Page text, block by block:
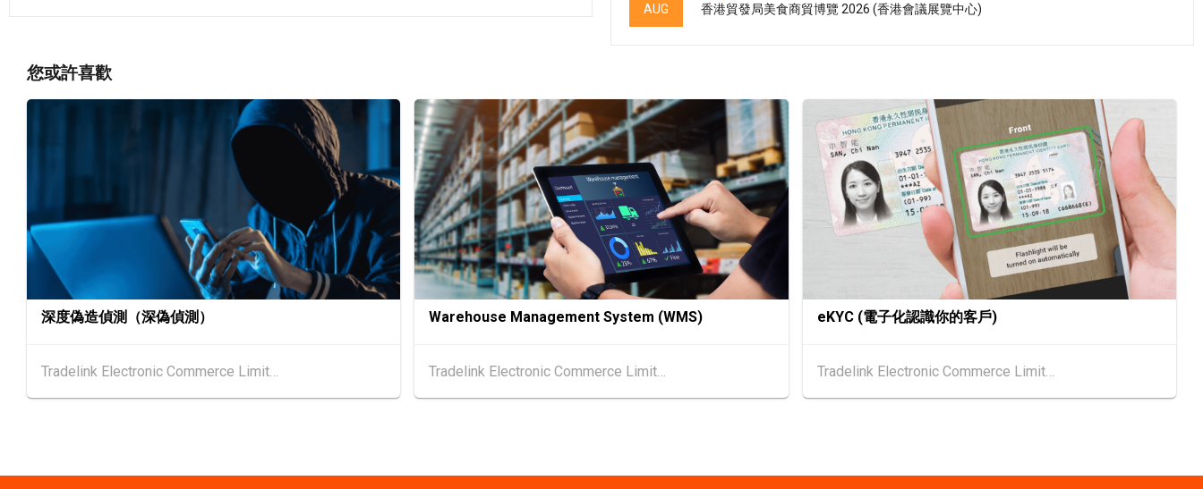
AUG
香港貿發局美食商貿博覽 2026 (香港會議展覽中心)
AUG
13.08.2026 - 15.08.2026
國際現代化中醫藥及健康產品會議 2026 (香港會議展覽中心)
13-17
AUG
香港
13.08.2026 - 17.08.2026
香港貿發局美與健生活博覽 2026 (香港會議展覽中心)
AUG
香港
13.08.2026 - 17.08.2026
香港貿發局美食博覽 2026 (香港會議展覽中心)
AUG
香港貿發局家電‧家居‧博覽 2026 (香港會議展覽中心)
您或許喜歡
深度偽造偵測（深偽偵測）
Tradelink Electronic Commerce Limited
Warehouse Management System (WMS)
Tradelink Electronic Commerce Limited
eKYC (電子化認識你的客戶)
Tradelink Electronic Commerce Limited